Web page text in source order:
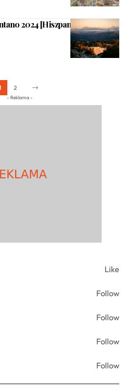
2024 [Hiszpania]
2
- Reklama -
Like
Follow
Follow
Follow
Follow